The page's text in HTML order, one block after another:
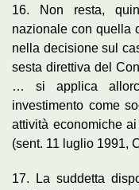
16. Non resta,
nazionale con quella
nella decisione sul
sesta direttiva del
… si applica
investimento come
attività economiche
(sent. 11 luglio 1991,
17. La suddetta